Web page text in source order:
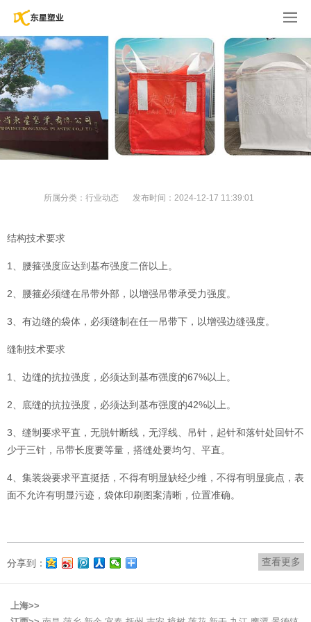
所属分类： 行业动态 发布时间： 2024-12-17 11:39:01
结构技术要求
1、腰箍强度应达到基布强度二倍以上。
2、腰箍必须缝在吊带外部，以增强吊带承受力强度。
3、有边缝的袋体，必须缝制在任一吊带下，以增强边缝强度。
缝制技术要求
1、边缝的抗拉强度，必须达到基布强度的67%以上。
2、底缝的抗拉强度，必须达到基布强度的42%以上。
3、缝制要求平直，无脱针断线，无浮线、吊针，起针和落针处回针不
少于三针，吊带长度要等量，搭缝处要均匀、平直。
4、集装袋要求平直挺括，不得有明显缺经少维，不得有明显疵点，表
面不允许有明显污迹，袋体印刷图案清晰，位置准确。
查看更多
分享到：
上海>>